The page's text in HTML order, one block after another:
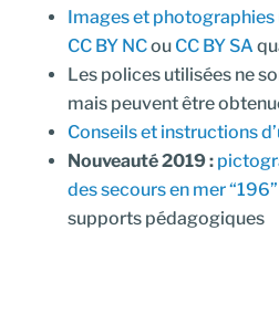
Images et photographies
CC BY NCou CC BY SA
Les polices utilisées ne
mais peuvent être
Conseils et instructions
Nouveauté 2019 :
des secours en mer “196”
supports pédagogiques